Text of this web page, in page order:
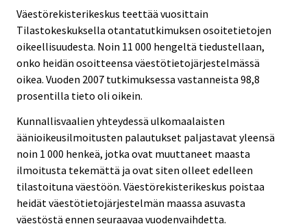
Väestörekisterikeskus teettää vuosittain
Tilastokeskuksella otantatutkimuksen osoitetietojen
oikeellisuudesta. Noin 11 000 hengeltä tiedustellaan,
onko heidän osoitteensa väestötietojärjestelmässä
oikea. Vuoden 2007 tutkimuksessa vastanneista 98,8
prosentilla tieto oli oikein.
Kunnallisvaalien yhteydessä ulkomaalaisten
äänioikeusilmoitusten palautukset paljastavat yleensä
noin 1 000 henkeä, jotka ovat muuttaneet maasta
ilmoitusta tekemättä ja ovat siten olleet edelleen
tilastoituna väestöön. Väestörekisterikeskus poistaa
heidät väestötietojärjestelmän maassa asuvasta
väestöstä ennen seuraavaa vuodenvaihdetta.